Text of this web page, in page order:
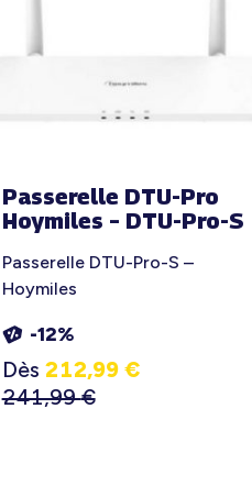
Passerelle DTU-Pro
Hoymiles – DTU-Pro-S
Passerelle DTU-Pro-S –
Hoymiles
-12%
Dès 212,99 €
241,99€